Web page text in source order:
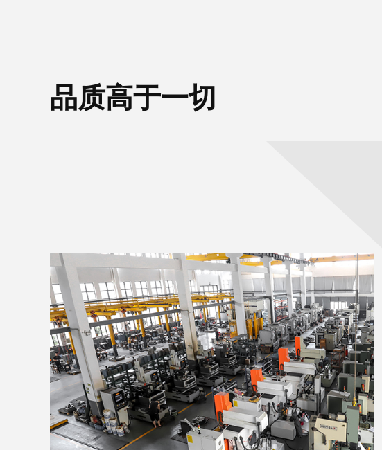
品质高于一切